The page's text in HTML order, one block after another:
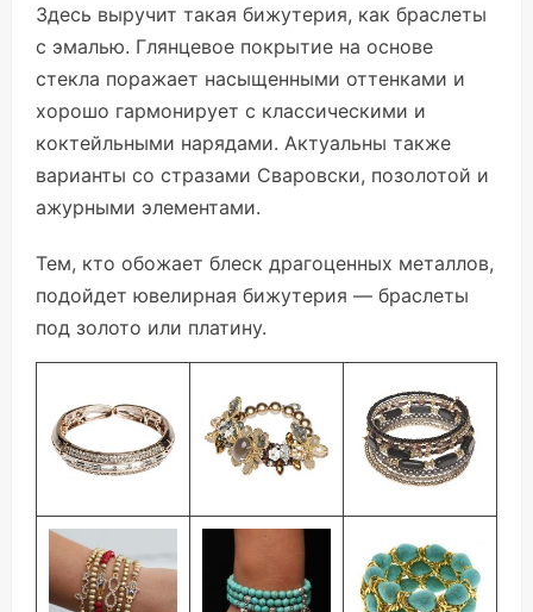
Здесь выручит такая бижутерия, как браслеты
с эмалью. Глянцевое покрытие на основе
стекла поражает насыщенными оттенками и
хорошо гармонирует с классическими и
коктейльными нарядами. Актуальны также
варианты со стразами Сваровски, позолотой и
ажурными элементами.
Тем, кто обожает блеск драгоценных металлов,
подойдет ювелирная бижутерия — браслеты
под золото или платину.